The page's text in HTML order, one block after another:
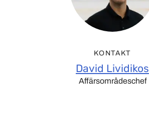
KONTAKT
David Lividikos
Affärsområdeschef